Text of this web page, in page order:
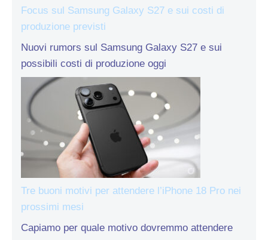
Focus sul Samsung Galaxy S27 e sui costi di
produzione previsti
Nuovi rumors sul Samsung Galaxy S27 e sui
possibili costi di produzione oggi
Tre buoni motivi per attendere l’iPhone 18 Pro nei
prossimi mesi
Capiamo per quale motivo dovremmo attendere